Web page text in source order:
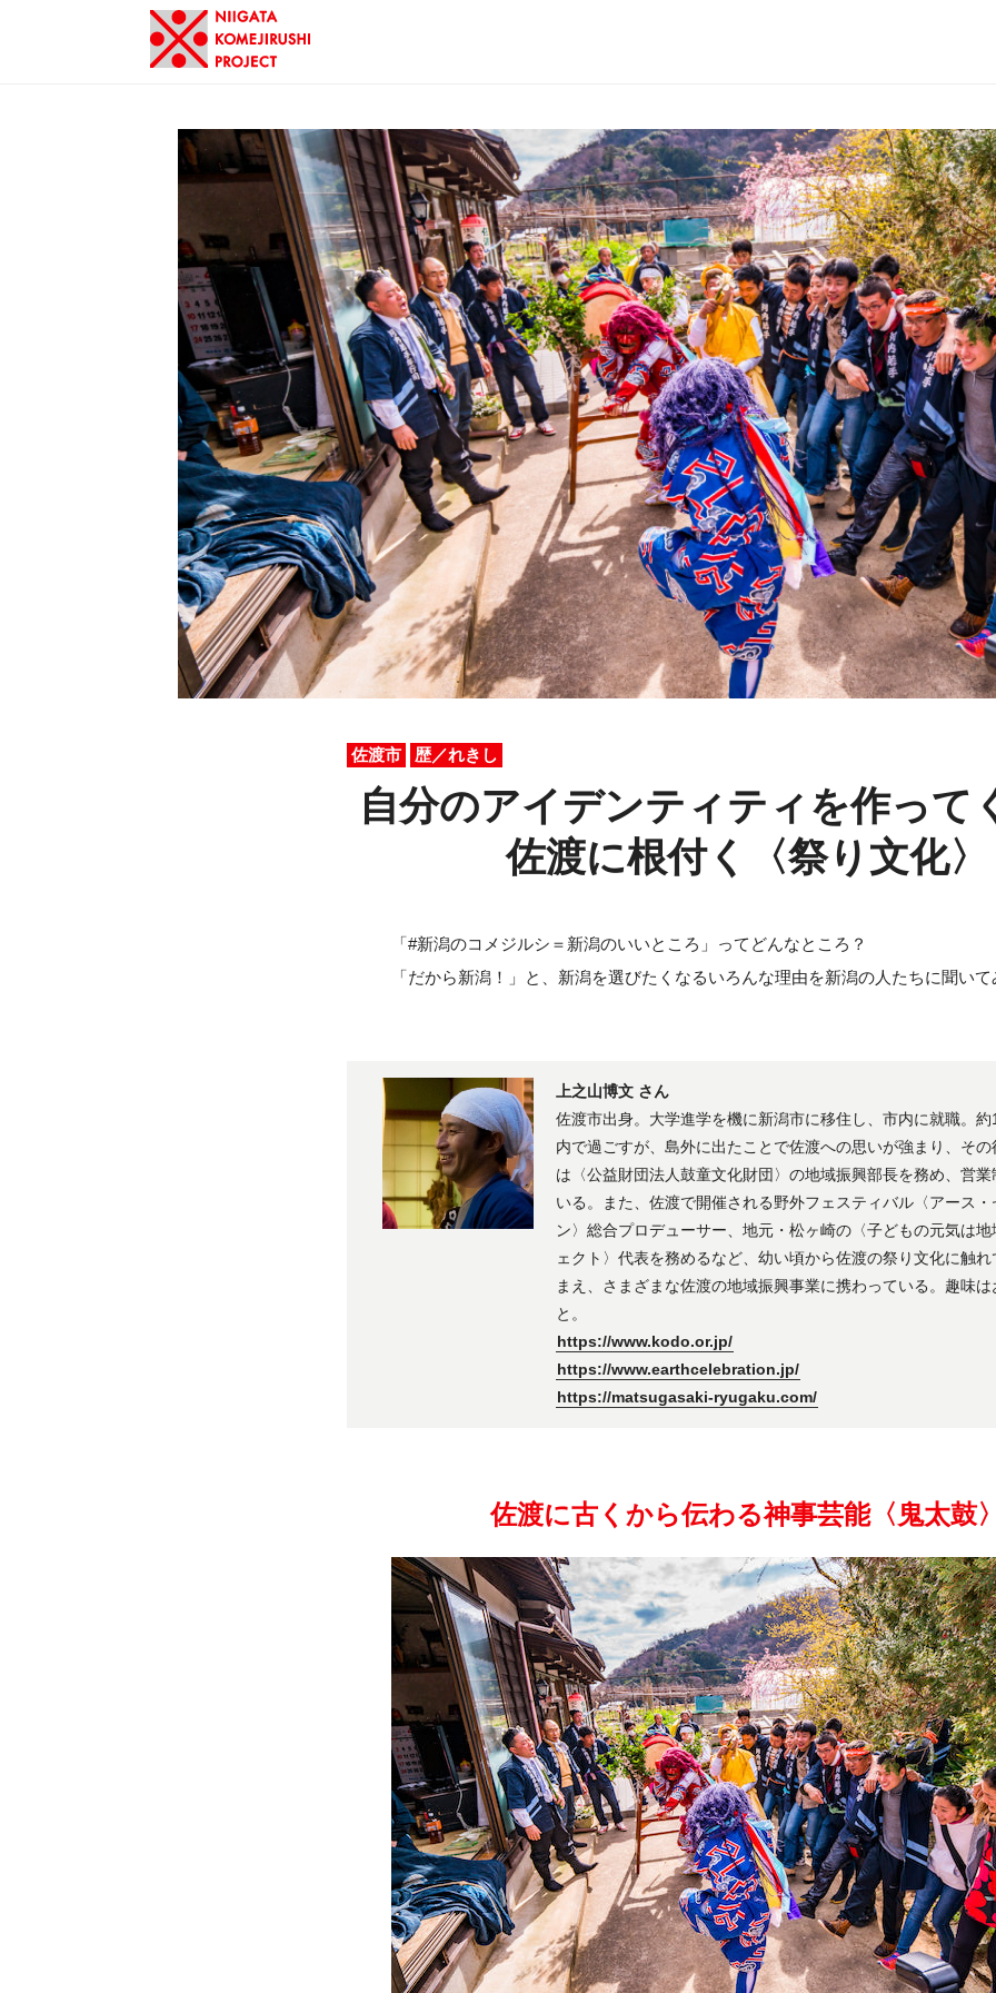
佐渡市 歴／れきし
自分のアイデンティティを作って
佐渡に根付く〈祭り文化〉
「#新潟のコメジルシ＝新潟のいいところ」ってどんなところ？
「だから新潟！」と、新潟を選びたくなるいろんな理由を新潟の人たちに聞い
上之山博文 さん
佐渡市出身。大学進学を機に新潟市に移住し、市内に就職。
内で過ごすが、島外に出たことで佐渡への思いが強まり、そ
は〈公益財団法人鼓童文化財団〉の地域振興部長を務め、営
いる。また、佐渡で開催される野外フェスティバル〈アース
ン〉総合プロデューサー、地元・松ヶ崎の〈子どもの元気は
ェクト〉代表を務めるなど、幼い頃から佐渡の祭り文化に触
まえ、さまざまな佐渡の地域振興事業に携わっている。趣味
と。
https://www.kodo.or.jp/
https://www.earthcelebration.jp/
https://matsugasaki-ryugaku.com/
佐渡に古くから伝わる神事芸能〈鬼太鼓